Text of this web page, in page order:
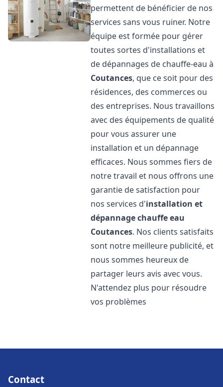
permettent de bénéficier de nos
services sans vous ruiner. Notre
équipe est formée pour gérer
toutes sortes d'installations et
de dépannages de chauffe-eau à
Coutances, que ce soit pour des
résidences, des commerces ou
des entreprises. Nous travaillons
avec des équipements de qualité
pour vous assurer une
installation et un dépannage
efficaces. Nous sommes fiers de
notre travail et nous offrons une
garantie de satisfaction pour
nos services d'installation et
dépannage chauffe eau
Coutances. Nos clients satisfaits
sont notre meilleure publicité, et
nous sommes heureux de
partager leurs avis avec vous.
N'attendez plus pour résoudre
vos problèmes
Contact